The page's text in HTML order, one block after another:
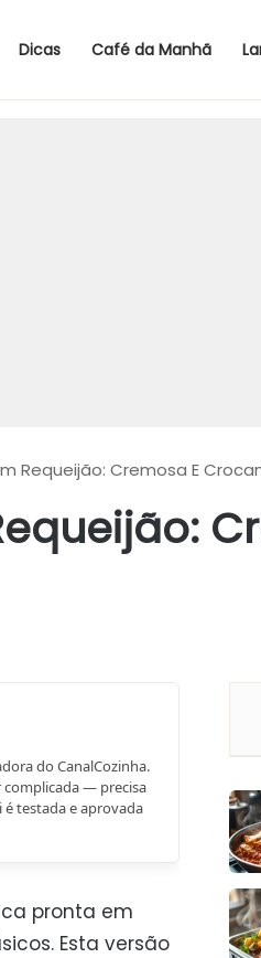
Dicas Café da Manhã
Requeijão: Cremosa E
do CanalCozinha.
complicada — precisa
é testada e aprovada
pronta em
Esta versão